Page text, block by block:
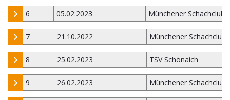
6 05.02.2023 Münchener Schachclub
7 21.10.2022 Münchener Schachclub
8 25.02.2023 TSV Schönaich
9 26.02.2023 Münchener Schachclub